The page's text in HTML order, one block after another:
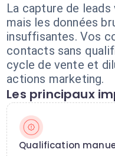
La capture de
mais les données
insuffisantes. Vos
contacts sans
cycle de vente et
actions marketing.
Les principaux
Qualification